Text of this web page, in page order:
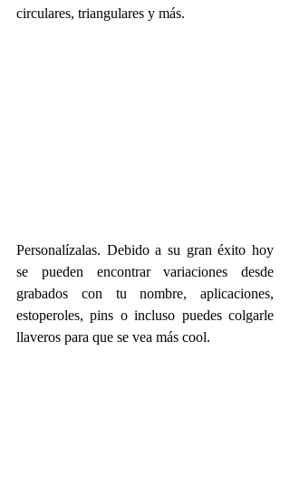
circulares, triangulares y más.
Personalízalas. Debido a su gran éxito hoy
se pueden encontrar variaciones desde
grabados con tu nombre, aplicaciones,
estoperoles, pins o incluso puedes colgarle
llaveros para que se vea más cool.